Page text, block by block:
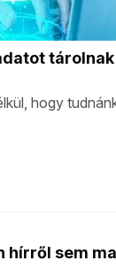
sem